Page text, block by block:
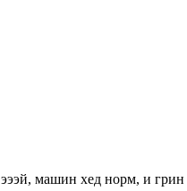
эээй, машин хед норм, и грин